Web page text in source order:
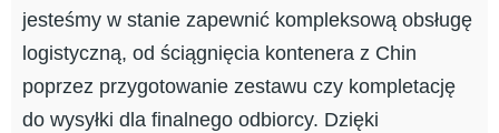
jesteśmy w stanie zapewnić kompleksową obsługę
logistyczną, od ściągnięcia kontenera z Chin
poprzez przygotowanie zestawu czy kompletację
do wysyłki dla finalnego odbiorcy. Dzięki